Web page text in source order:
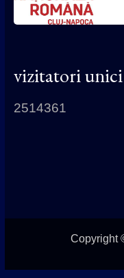
vizitatori unici
2514361
Copyright